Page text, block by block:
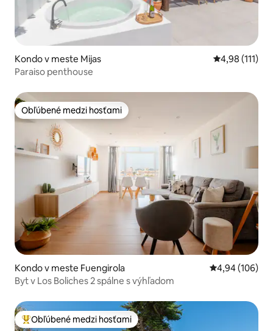
Kondo v meste Mijas Priemerné
4,98 (111)
Paraiso penthouse
Obľúbené medzi hosťami
Obľúbené medzi hosťami
Kondo v meste Fuengirola Priemerné
4,94 (106)
Byt v Los Boliches 2 spálne s výhľadom
Najobľúbenejšie medzi hosťami
Obľúbené medzi hosťami